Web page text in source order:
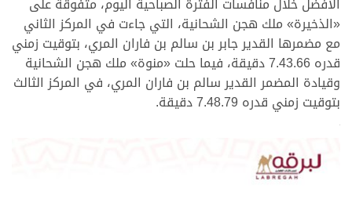
«الذخيرة» ملك هجن الشحانية، التي جاءت في المركز الثاني
مع مضمرها القدير جابر بن سالم بن فاران المري، بتوقيت زمني
قدره 7.43.66 دقيقة، فيما حلت «منوة» ملك هجن الشحانية
وقيادة المضمر القدير سالم بن فاران المري، في المركز الثالث
بتوقيت زمني قدره 7.48.79 دقيقة.
>